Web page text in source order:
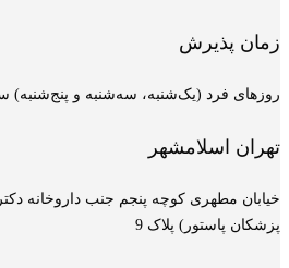
زمان پذیرش
روزهای فرد (یک‌شنبه، سه‌شنبه و پنج‌شنبه) ساعت 15:00
تهران اسلامشهر
خیابان مطهری کوچه پنجم جنب داروخانه
پزشکان پاستور) پلاک 9